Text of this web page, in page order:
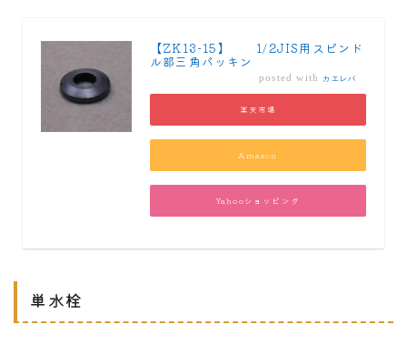
【ZK13−15】 1/2JIS用スピンド
ル部三角パッキン
posted with カエレバ
楽天市場
Amazon
Yahooショッピング
単水栓